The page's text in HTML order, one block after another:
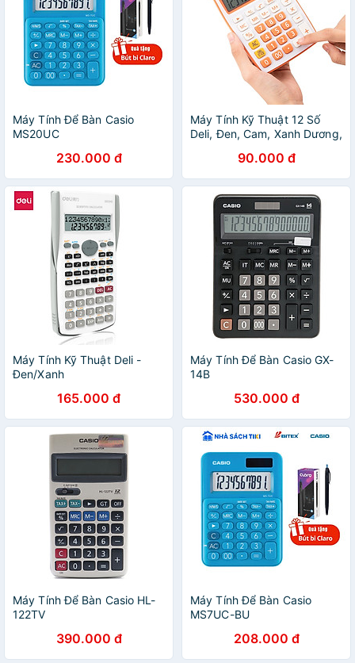
Máy Tính Để Bàn Casio
MS20UC
230.000 đ
Máy Tính Kỹ Thuật 12 Số
Deli, Đen, Cam, Xanh Dương,
90.000 đ
Máy Tính Kỹ Thuật Deli -
Đen/Xanh
165.000 đ
Máy Tính Để Bàn Casio GX-
14B
530.000 đ
Máy Tính Để Bàn Casio HL-
122TV
390.000 đ
Máy Tính Để Bàn Casio
MS7UC-BU
208.000 đ